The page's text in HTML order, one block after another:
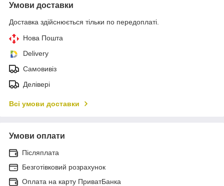
Умови доставки
Доставка здійснюється тільки по передоплаті.
Нова Пошта
Delivery
Самовивіз
Делівері
Всі умови доставки
Умови оплати
Післяплата
Безготівковий розрахунок
Оплата на карту ПриватБанка